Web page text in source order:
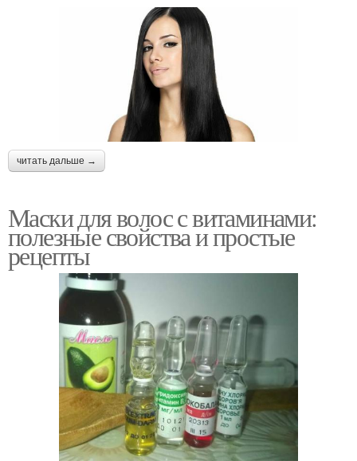
читать дальше →
Маски для волос с витаминами:
полезные свойства и простые
рецепты